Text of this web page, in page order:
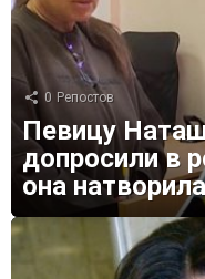
0 Репостов
Певицу
допросили в
она